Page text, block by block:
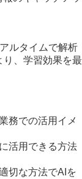
ルタイムで解析
り、学習効果を最
務での活用イメ
活用できる方法
切な方法でAIを